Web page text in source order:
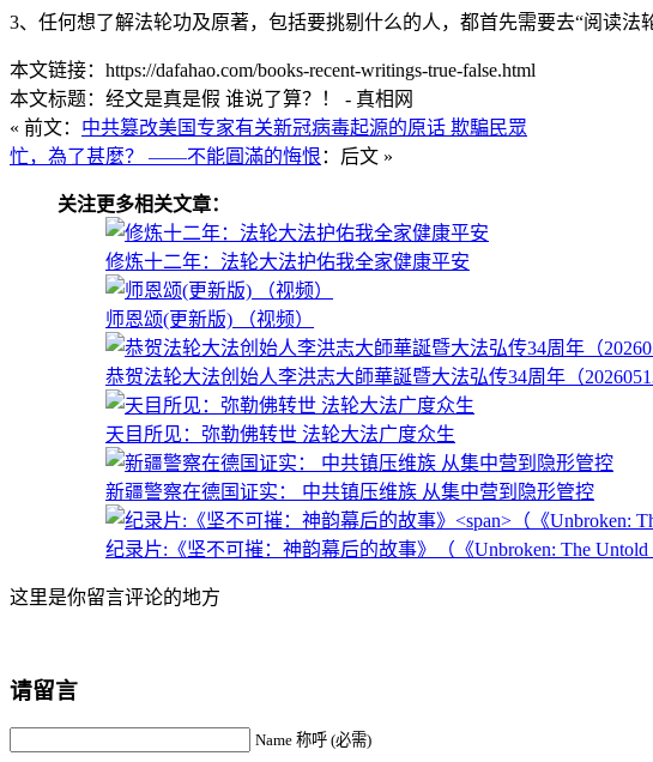
3、任何想了解法轮功及原著，包括要挑剔什么的人，都首先需要去“阅读
本文链接：https://dafahao.com/books-recent-writings-true-false.html
本文标题：经文是真是假 谁说了算？！ - 真相网
« 前文： 中共篡改美国专家有关新冠病毒起源的原话 欺騙民眾
忙，為了甚麼？ ——不能圓滿的悔恨 ：后文 »
关注更多相关文章：
修炼十二年：法轮大法护佑我全家健康平安
师恩颂(更新版) （视频）
恭贺法轮大法创始人李洪志大師華誕暨大法弘传34周年（
天目所见：弥勒佛转世 法轮大法广度众生
新疆警察在德国证实： 中共镇压维族 从集中营到隐形管控
纪录片:《坚不可摧：神韵幕后的故事》 （《Unbroken: The Untold
这里是你留言评论的地方
请留言
Name 称呼 (必需)